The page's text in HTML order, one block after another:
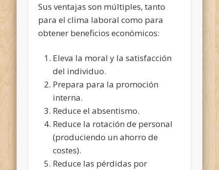
Sus ventajas son múltiples, tanto
para el clima laboral como para
obtener beneficios económicos:
Eleva la moral y la satisfacción
del individuo.
Prepara para la promoción
interna.
Reduce el absentismo.
Reduce la rotación de personal
(produciendo un ahorro de
costes).
Reduce las pérdidas por